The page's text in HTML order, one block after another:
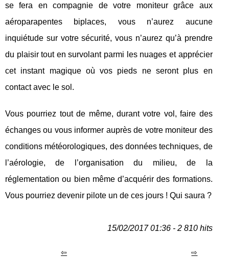
se fera en compagnie de votre moniteur grâce aux
aéroparapentes biplaces, vous n’aurez aucune
inquiétude sur votre sécurité, vous n’aurez qu’à prendre
du plaisir tout en survolant parmi les nuages et apprécier
cet instant magique où vos pieds ne seront plus en
contact avec le sol.
Vous pourriez tout de même, durant votre vol, faire des
échanges ou vous informer auprès de votre moniteur des
conditions météorologiques, des données techniques, de
l’aérologie, de l’organisation du milieu, de la
réglementation ou bien même d’acquérir des formations.
Vous pourriez devenir pilote un de ces jours ! Qui saura ?
15/02/2017 01:36 - 2 810 hits